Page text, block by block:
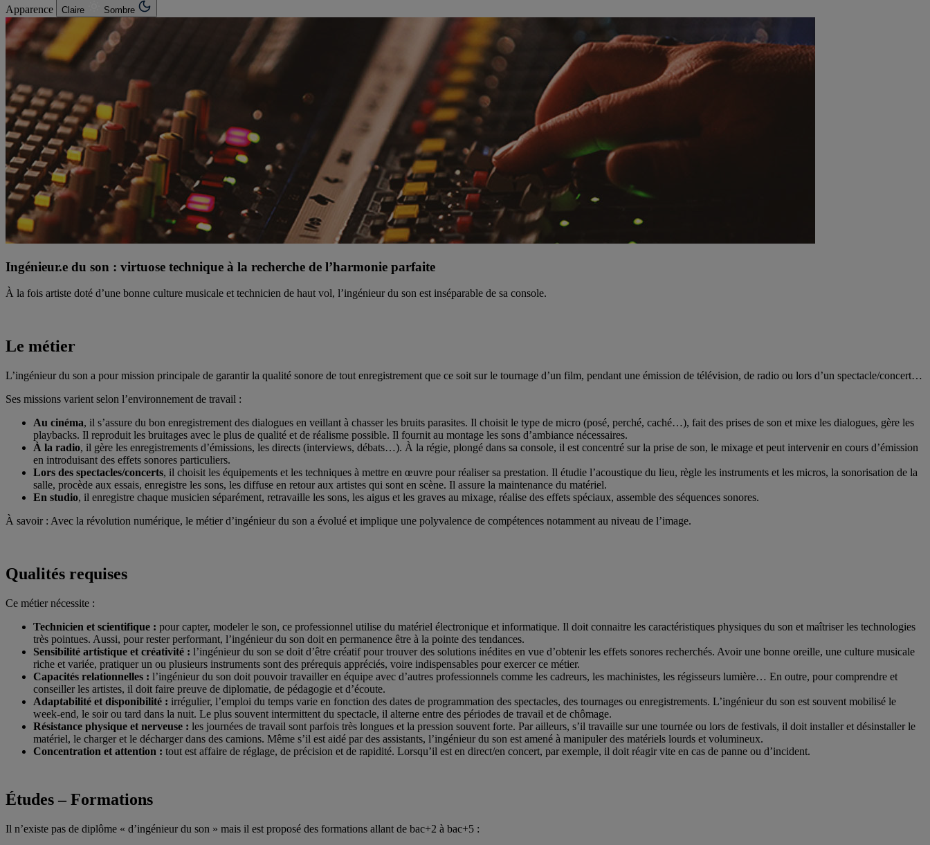
Apparence
Claire Sombre
Ingénieur.e du son : virtuose technique à la recherche de l’harmonie parfaite
À la fois artiste doté d’une bonne culture musicale et technicien de haut vol, l’ingénieur du son est inséparable de sa console.
Le métier
L’ingénieur du son a pour mission principale de garantir la qualité sonore de tout enregistrement que ce soit sur le tournage d’un film, pendant une émission de télévision, de radio ou lors d’un spectacle/concert…
Ses missions varient selon l’environnement de travail :
Au cinéma, il s’assure du bon enregistrement des dialogues en veillant à chasser les bruits parasites. Il choisit le type de micro (posé, perché, caché…), fait des prises de son et mixe les dialogues, gère les
playbacks. Il reproduit les bruitages avec le plus de qualité et de réalisme possible. Il fournit au montage les sons d’ambiance nécessaires.
À la radio, il gère les enregistrements d’émissions, les directs (interviews, débats…). À la régie, plongé dans sa console, il est concentré sur la prise de son, le mixage et peut intervenir en cours d’émission
en introduisant des effets sonores particuliers.
Lors des spectacles/concerts, il choisit les équipements et les techniques à mettre en œuvre pour réaliser sa prestation. Il étudie l’acoustique du lieu, règle les instruments et les micros, la sonorisation de la
salle, procède aux essais, enregistre les sons, les diffuse en retour aux artistes qui sont en scène. Il assure la maintenance du matériel.
En studio, il enregistre chaque musicien séparément, retravaille les sons, les aigus et les graves au mixage, réalise des effets spéciaux, assemble des séquences sonores.
À savoir : Avec la révolution numérique, le métier d’ingénieur du son a évolué et implique une polyvalence de compétences notamment au niveau de l’image.
Qualités requises
Ce métier nécessite :
Technicien et scientifique : pour capter, modeler le son, ce professionnel utilise du matériel électronique et informatique. Il doit connaitre les caractéristiques physiques du son et maîtriser les technologies
très pointues. Aussi, pour rester performant, l’ingénieur du son doit en permanence être à la pointe des tendances.
Sensibilité artistique et créativité : l’ingénieur du son se doit d’être créatif pour trouver des solutions inédites en vue d’obtenir les effets sonores recherchés. Avoir une bonne oreille, une culture musicale
riche et variée, pratiquer un ou plusieurs instruments sont des prérequis appréciés, voire indispensables pour exercer ce métier.
Capacités relationnelles : l’ingénieur du son doit pouvoir travailler en équipe avec d’autres professionnels comme les cadreurs, les machinistes, les régisseurs lumière… En outre, pour comprendre et
conseiller les artistes, il doit faire preuve de diplomatie, de pédagogie et d’écoute.
Adaptabilité et disponibilité : irrégulier, l’emploi du temps varie en fonction des dates de programmation des spectacles, des tournages ou enregistrements. L’ingénieur du son est souvent mobilisé le
week-end, le soir ou tard dans la nuit. Le plus souvent intermittent du spectacle, il alterne entre des périodes de travail et de chômage.
Résistance physique et nerveuse : les journées de travail sont parfois très longues et la pression souvent forte. Par ailleurs, s’il travaille sur une tournée ou lors de festivals, il doit installer et désinstaller le
matériel, le charger et le décharger dans des camions. Même s’il est aidé par des assistants, l’ingénieur du son est amené à manipuler des matériels lourds et volumineux.
Concentration et attention : tout est affaire de réglage, de précision et de rapidité. Lorsqu’il est en direct/en concert, par exemple, il doit réagir vite en cas de panne ou d’incident.
Études – Formations
Il n’existe pas de diplôme « d’ingénieur du son » mais il est proposé des formations allant de bac+2 à bac+5 :